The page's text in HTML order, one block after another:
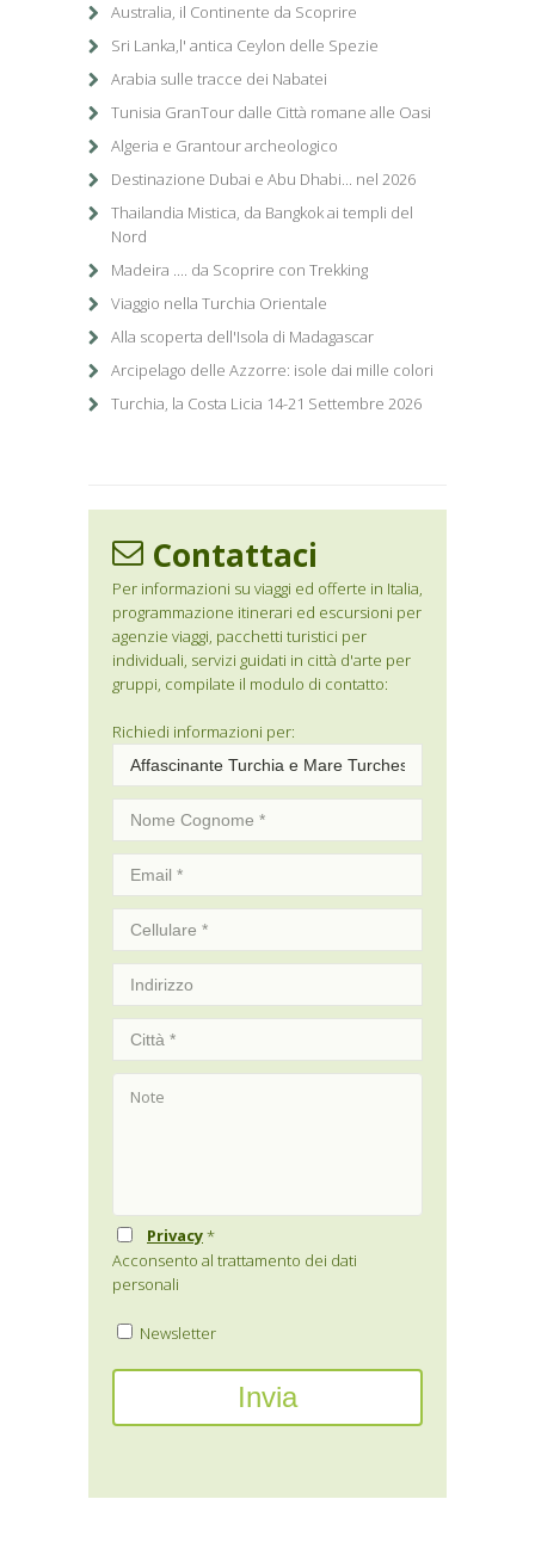
Australia, il Continente da Scoprire
Sri Lanka,l' antica Ceylon delle Spezie
Arabia sulle tracce dei Nabatei
Tunisia GranTour dalle Città romane alle Oasi
Algeria e Grantour archeologico
Destinazione Dubai e Abu Dhabi... nel 2026
Thailandia Mistica, da Bangkok ai templi del
Nord
Madeira .... da Scoprire con Trekking
Viaggio nella Turchia Orientale
Alla scoperta dell'Isola di Madagascar
Arcipelago delle Azzorre: isole dai mille colori
Turchia, la Costa Licia 14-21 Settembre 2026
Contattaci
Per informazioni su viaggi ed offerte in Italia,
programmazione itinerari ed escursioni per
agenzie viaggi, pacchetti turistici per
individuali, servizi guidati in città d'arte per
gruppi, compilate il modulo di contatto:
Richiedi informazioni per:
Privacy*
Acconsento al trattamento dei dati
personali
Newsletter